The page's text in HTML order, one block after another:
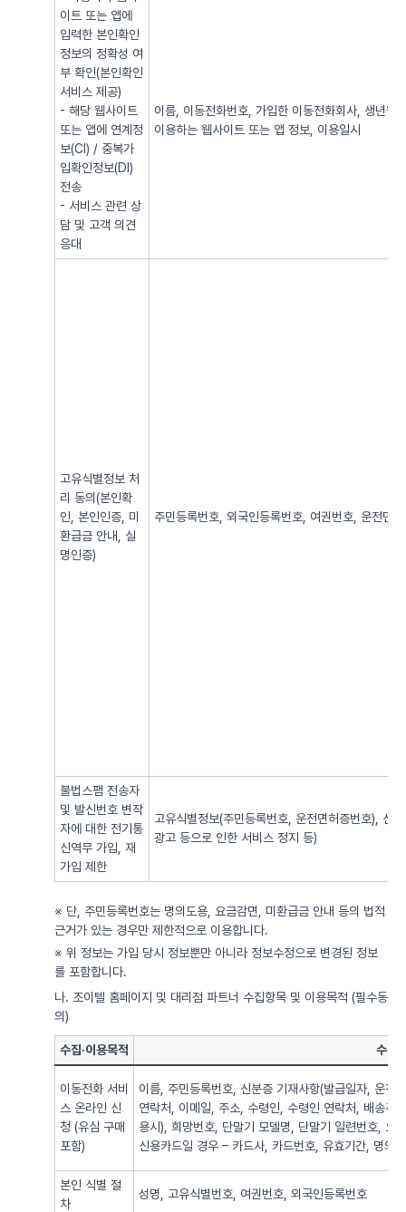
이트 또는 앱에
입력한 본인확인
정보의 정확성 여
부 확인(본인확인
서비스 제공)
- 해당 웹사이트
또는 앱에 연계정
보(CI) / 중복가
입확인정보(DI)
전송
- 서비스 관련 상
담 및 고객 의견
응대
이름, 이동전화번호, 가입한 이동전화회사, 생년
이용하는 웹사이트 또는 앱 정보, 이용일시
고유식별정보 처
리 동의(본인확
인, 본인인증, 미
환급금 안내, 실
명인증)
주민등록번호, 외국인등록번호, 여권번호, 운전면
불법스팸 전송자
및 발신번호 변작
자에 대한 전기통
신역무 가입, 재
가입 제한
고유식별정보(주민등록번호, 운전면허증번호), 신
광고 등으로 인한 서비스 정지 등)
※ 단, 주민등록번호는 명의도용, 요금감면, 미환급금 안내 등의 법적
근거가 있는 경우만 제한적으로 이용합니다.
※ 위 정보는 가입 당시 정보뿐만 아니라 정보수정으로 변경된 정보
를 포함합니다.
나. 조이텔 홈페이지 및 대리점 파트너 수집항목 및 이용목적 (필수동
의)
수집·이용목적 수집·
이동전화 서비
스 온라인 신
청 (유심 구매
포함)
이름, 주민등록번호, 신분증 기재사항(발급일자, 운전
연락처, 이메일, 주소, 수령인, 수령인 연락처, 배송주
용시), 희망번호, 단말기 모델명, 단말기 일련번호, 요
신용카드일 경우 – 카드사, 카드번호, 유효기간, 명의
본인 식별 절
차
성명, 고유식별번호, 여권번호, 외국인등록번호